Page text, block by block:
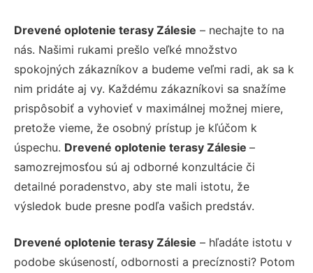
Drevené oplotenie terasy Zálesie – nechajte to na
nás. Našimi rukami prešlo veľké množstvo
spokojných zákazníkov a budeme veľmi radi, ak sa k
nim pridáte aj vy. Každému zákazníkovi sa snažíme
prispôsobiť a vyhovieť v maximálnej možnej miere,
pretože vieme, že osobný prístup je kľúčom k
úspechu. Drevené oplotenie terasy Zálesie –
samozrejmosťou sú aj odborné konzultácie či
detailné poradenstvo, aby ste mali istotu, že
výsledok bude presne podľa vašich predstáv.
Drevené oplotenie terasy Zálesie – hľadáte istotu v
podobe skúseností, odbornosti a precíznosti? Potom